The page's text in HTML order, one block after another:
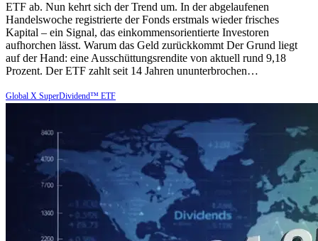
ETF ab. Nun kehrt sich der Trend um. In der abgelaufenen
Handelswoche registrierte der Fonds erstmals wieder frisches
Kapital – ein Signal, das einkommensorientierte Investoren
aufhorchen lässt. Warum das Geld zurückkommt Der Grund liegt
auf der Hand: eine Ausschüttungsrendite von aktuell rund 9,18
Prozent. Der ETF zahlt seit 14 Jahren ununterbrochen…
Global X SuperDividend™ ETF